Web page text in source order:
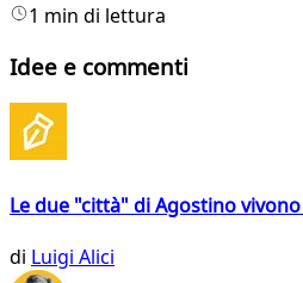
1 min di lettura
Idee e commenti
Le due "città" di Agostino
di Luigi Alici